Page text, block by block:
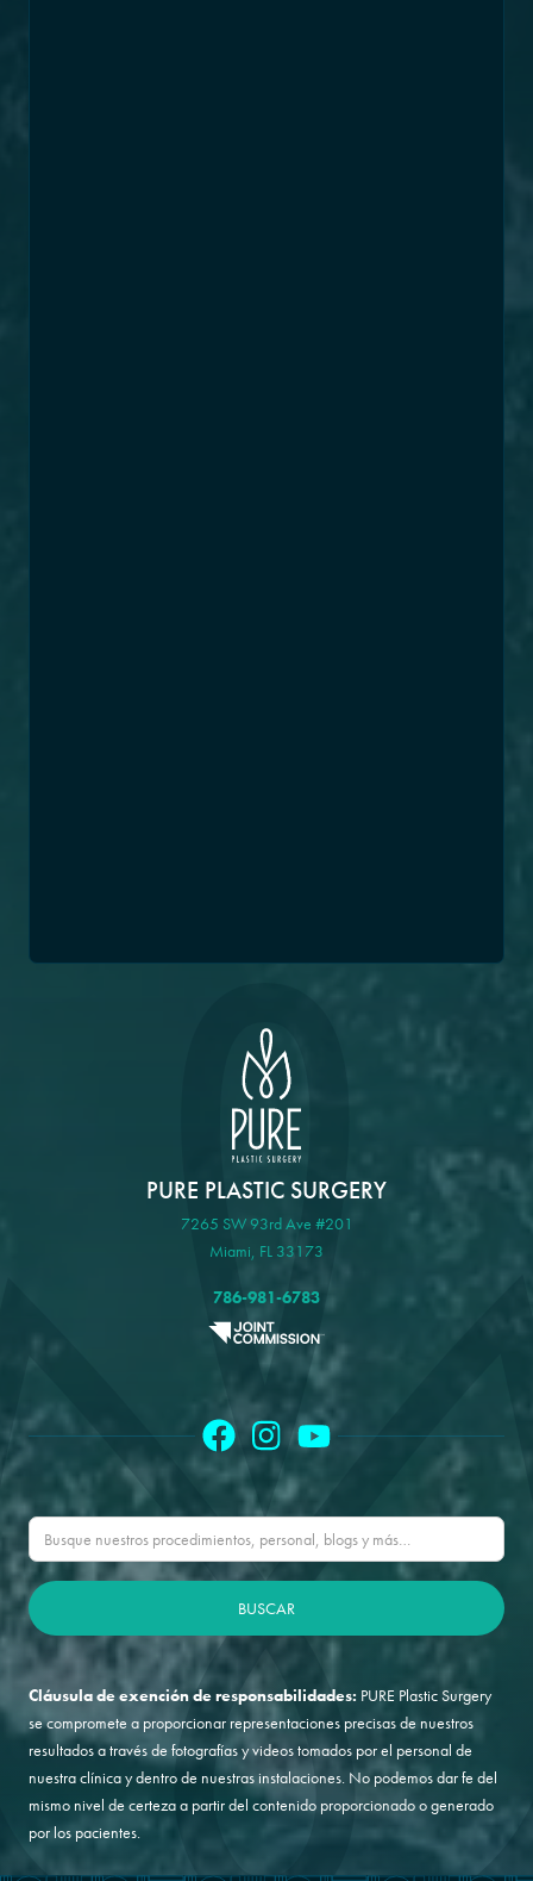
PURE PLASTIC SURGERY
7265 SW 93rd Ave #201
Miami, FL 33173
786-981-6783
Cláusula de exención de responsabilidades: PURE Plastic Surgery
se compromete a proporcionar representaciones precisas de nuestros
resultados a través de fotografías y videos tomados por el personal de
nuestra clínica y dentro de nuestras instalaciones. No podemos dar fe del
mismo nivel de certeza a partir del contenido proporcionado o generado
por los pacientes.